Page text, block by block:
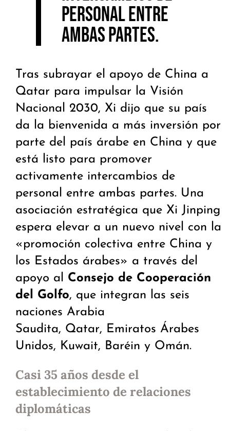
personal entre
ambas partes.
Tras subrayar el apoyo de China a
Qatar para impulsar la Visión
Nacional 2030, Xi dijo que su país
da la bienvenida a más inversión por
parte del país árabe en China y que
está listo para promover
activamente intercambios de
personal entre ambas partes. Una
asociación estratégica que Xi Jinping
espera elevar a un nuevo nivel con la
«promoción colectiva entre China y
los Estados árabes» a través del
apoyo al Consejo de Cooperación
del Golfo, que integran las seis
naciones Arabia
Saudita, Qatar, Emiratos Árabes
Unidos, Kuwait, Baréin y Omán.
Casi 35 años desde el
establecimiento de relaciones
diplomáticas